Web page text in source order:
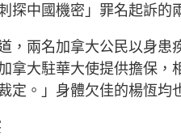
探中國機密」罪名起訴的
，兩名加拿大公民以身
拿大駐華大使提供擔保
定。」身體欠佳的楊恆均